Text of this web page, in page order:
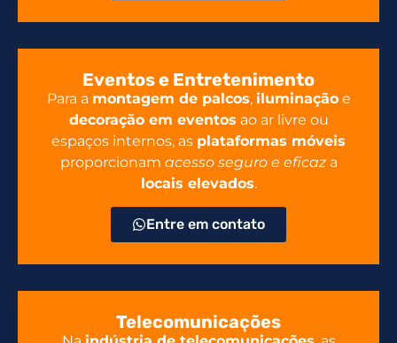
Eventos e Entretenimento
Para a montagem de palcos, iluminaçãoe
decoração em eventos ao ar livre ou
espaços internos, as plataformas móveis
proporcionam acesso seguro e eficaza
locais elevados.
Entre em contato
Telecomunicações